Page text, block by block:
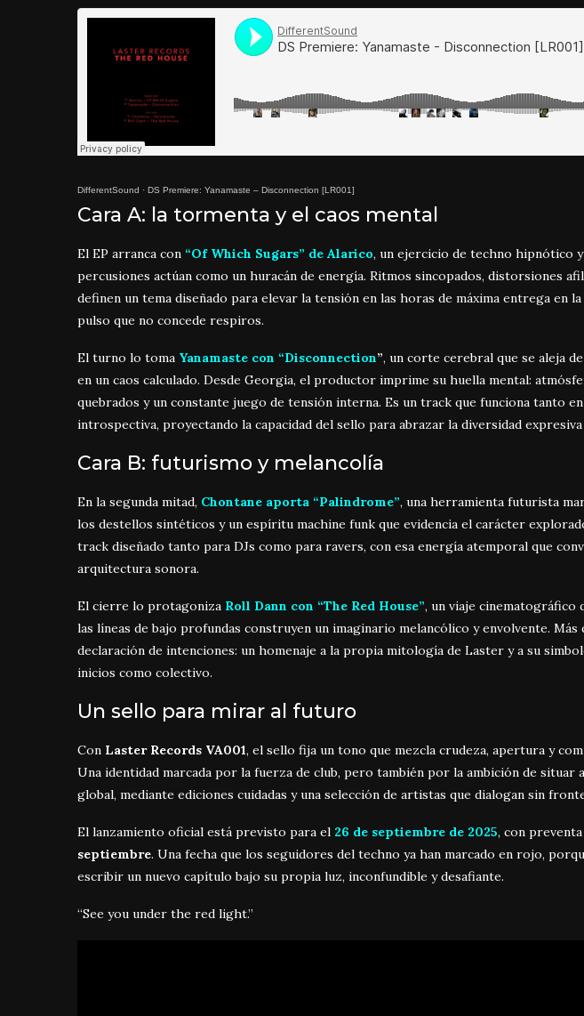
DifferentSound · DS Premiere: Yanamaste – Disconnection [LR001]
Cara A: la tormenta y el caos mental
El EP arranca con “Of Which Sugars” de Alarico, un ejercicio de techno hipnótico
percusiones actúan como un huracán de energía. Ritmos sincopados, distorsiones
definen un tema diseñado para elevar la tensión en las horas de máxima entrega en
pulso que no concede respiros.
El turno lo toma Yanamaste con “Disconnection”, un corte cerebral que se aleja
en un caos calculado. Desde Georgia, el productor imprime su huella mental:
quebrados y un constante juego de tensión interna. Es un track que funciona tanto
introspectiva, proyectando la capacidad del sello para abrazar la diversidad
Cara B: futurismo y melancolía
En la segunda mitad, Chontane aporta “Palindrome”, una herramienta futurista
los destellos sintéticos y un espíritu machine funk que evidencia el carácter
track diseñado tanto para DJs como para ravers, con esa energía atemporal que
arquitectura sonora.
El cierre lo protagoniza Roll Dann con “The Red House”, un viaje cinematográfico
las líneas de bajo profundas construyen un imaginario melancólico y envolvente. Más
declaración de intenciones: un homenaje a la propia mitología de Laster y a su
inicios como colectivo.
Un sello para mirar al futuro
Con Laster Records VA001, el sello fija un tono que mezcla crudeza, apertura y
Una identidad marcada por la fuerza de club, pero también por la ambición de situar
global, mediante ediciones cuidadas y una selección de artistas que dialogan sin
El lanzamiento oficial está previsto para el 26 de septiembre de 2025, con
septiembre. Una fecha que los seguidores del techno ya han marcado en rojo,
escribir un nuevo capítulo bajo su propia luz, inconfundible y desafiante.
“See you under the red light.”